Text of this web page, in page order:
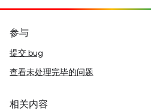
参与
提交 bug
查看未处理完毕的问题
相关内容